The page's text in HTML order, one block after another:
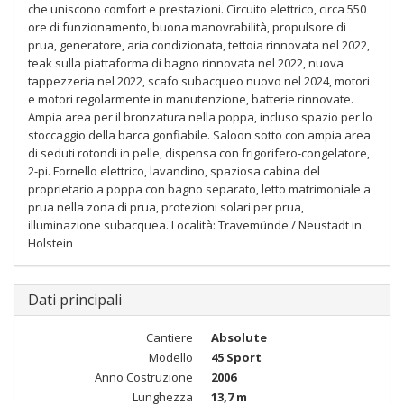
che uniscono comfort e prestazioni. Circuito elettrico, circa 550
ore di funzionamento, buona manovrabilità, propulsore di
prua, generatore, aria condizionata, tettoia rinnovata nel 2022,
teak sulla piattaforma di bagno rinnovata nel 2022, nuova
tappezzeria nel 2022, scafo subacqueo nuovo nel 2024, motori
e motori regolarmente in manutenzione, batterie rinnovate.
Ampia area per il bronzatura nella poppa, incluso spazio per lo
stoccaggio della barca gonfiabile. Saloon sotto con ampia area
di seduti rotondi in pelle, dispensa con frigorifero-congelatore,
2-pi. Fornello elettrico, lavandino, spaziosa cabina del
proprietario a poppa con bagno separato, letto matrimoniale a
prua nella zona di prua, protezioni solari per prua,
illuminazione subacquea. Località: Travemünde / Neustadt in
Holstein
Dati principali
Cantiere
Absolute
Modello
45 Sport
Anno Costruzione
2006
Lunghezza
13,7 m